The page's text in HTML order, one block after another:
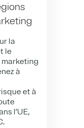
la
le
à
et à
l’UE,